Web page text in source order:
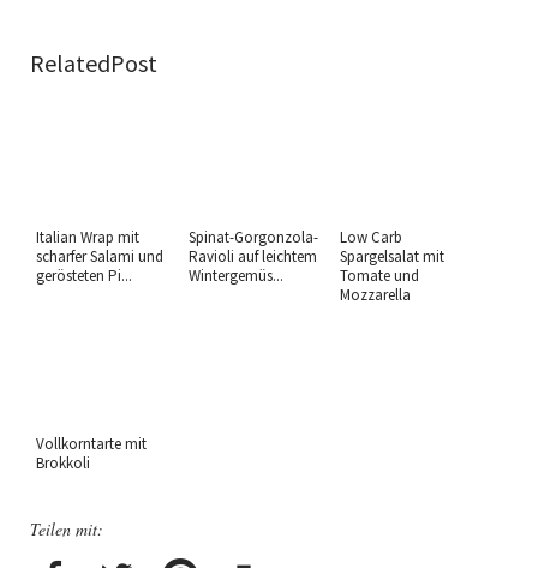
RelatedPost
Italian Wrap mit
scharfer Salami und
gerösteten Pi...
Spinat-Gorgonzola-
Ravioli auf leichtem
Wintergemüs...
Low Carb
Spargelsalat mit
Tomate und
Mozzarella
Vollkorntarte mit
Brokkoli
Teilen mit: